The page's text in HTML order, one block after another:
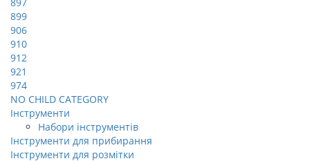
899
906
910
912
921
974
NO CHILD CATEGORY
Інструменти
Набори інструментів
Інструменти для прибирання
Інструменти для розмітки